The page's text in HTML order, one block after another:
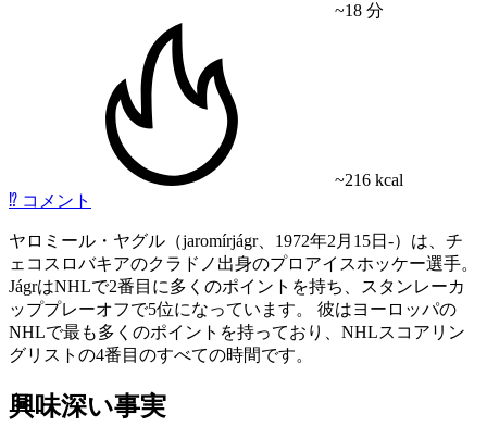
~18 分
~216 kcal
⁉️ コメント
ヤロミール・ヤグル（jaromírjágr、1972年2月15日-）は、チ
ェコスロバキアのクラドノ出身のプロアイスホッケー選手。
JágrはNHLで2番目に多くのポイントを持ち、スタンレーカ
ッププレーオフで5位になっています。 彼はヨーロッパの
NHLで最も多くのポイントを持っており、NHLスコアリン
グリストの4番目のすべての時間です。
興味深い事実